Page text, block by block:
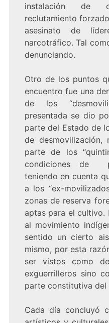
instalación de
reclutamiento
asesinato de
narcotráfico. Tal
denunciando.
Otro de los puntos
encuentro fue una
de los
presentada se dio
parte del Estado de
de
parte de los
condiciones de
teniendo en cuenta
a los “ex-
zonas de reserva
aptas para el cultivo.
al movimiento
sentido un cierto
mismo, por esta
ser vistos como
exguerrilleros sino
parte constitutiva del
Cada día concluyó